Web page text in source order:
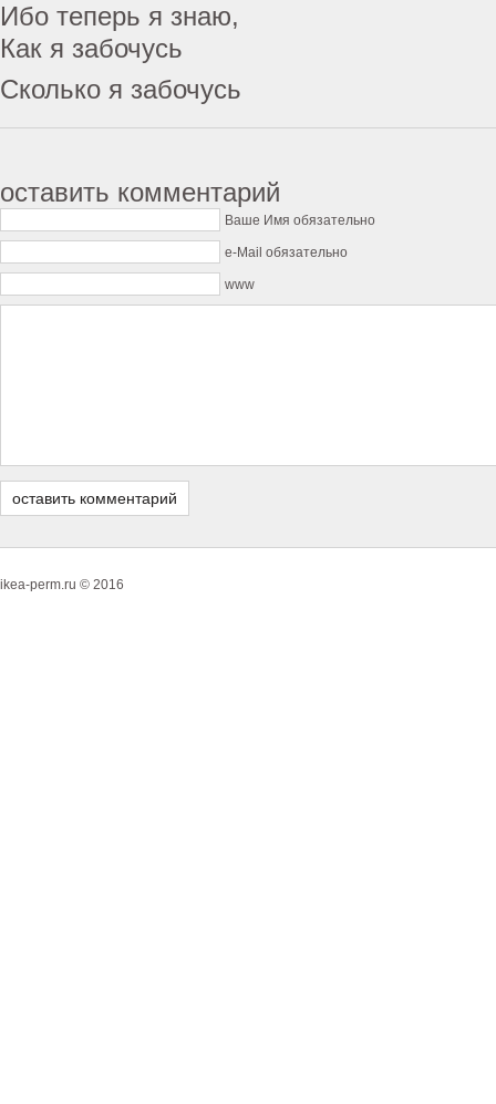
Ибо теперь я знаю,
Как я забочусь
Сколько я забочусь
оставить комментарий
Ваше Имя обязательно
e-Mail обязательно
www
ikea-perm.ru © 2016